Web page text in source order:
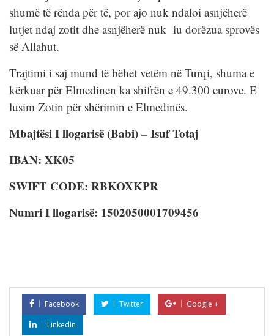
shumë të rënda për të, por ajo nuk ndaloi asnjëherë
lutjet ndaj zotit dhe asnjëherë nuk iu dorëzua sprovës
së Allahut.
Trajtimi i saj mund të bëhet vetëm në Turqi, shuma e
kërkuar për Elmedinen ka shifrën e 49.300 eurove. E
lusim Zotin për shërimin e Elmedinës.
Mbajtësi I llogarisë (Babi) – Isuf Totaj
IBAN: XK05
SWIFT CODE: RBKOXKPR
Numri I llogarisë: 1502050001709456
Facebook Twitter
Google +
LinkedIn